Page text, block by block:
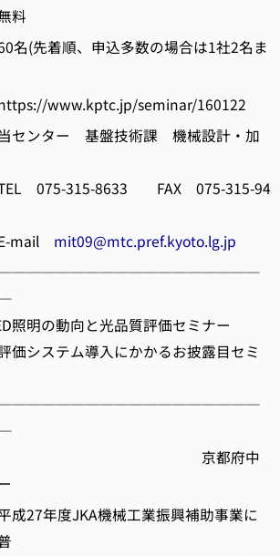
着順、申込多数の場合は1社2名ま
www.kptc.jp/seminar/160122
ター 基盤技術課 機械設計・加
8633 FAX 075-315-94
mit09@mtc.pref.kyoto.lg.jp
明の動向と光品質評価セミナー
ステム導入にかかるお披露目セミ
府中
成27年度JKA機械工業振興補助事業に